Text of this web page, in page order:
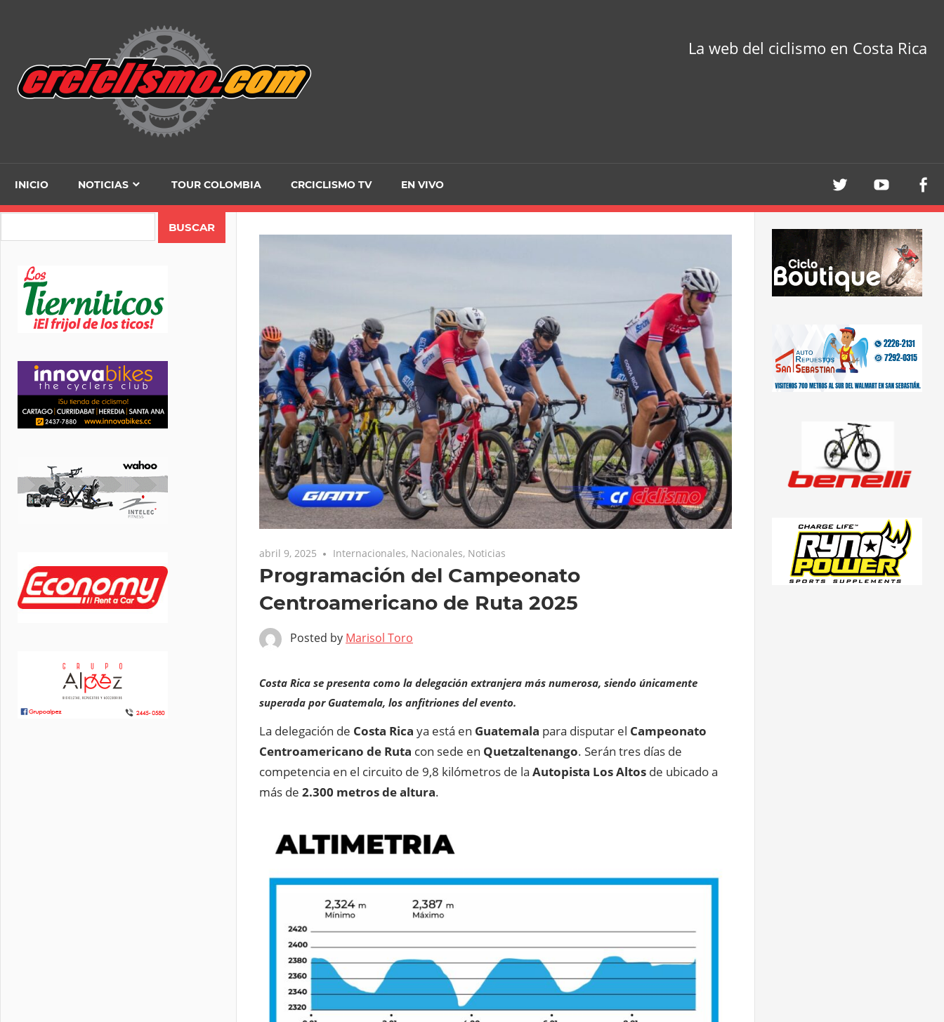
La web del ciclismo en Costa Rica
INICIO NOTICIAS TOUR COLOMBIA CRCICLISMO TV EN VIVO
abril 9, 2025 Internacionales, Nacionales, Noticias
Programación del Campeonato
Centroamericano de Ruta 2025
Posted by Marisol Toro
Costa Rica se presenta como la delegación extranjera más numerosa, siendo únicamente
superada por Guatemala, los anfitriones del evento.
La delegación de Costa Rica ya está en Guatemala para disputar el Campeonato
Centroamericano de Ruta con sede en Quetzaltenango. Serán tres días de
competencia en el circuito de 9,8 kilómetros de la Autopista Los Altos de ubicado a
más de 2.300 metros de altura.